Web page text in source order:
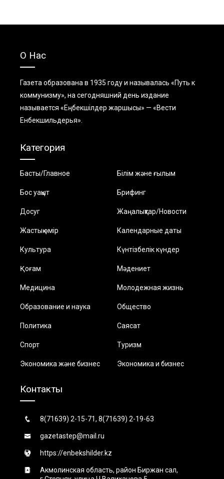
О Нас
Газета образована в 1935 году и называлась «Путь к
коммунизму», на сегодняшний день издание
называется «Еңбекшiлдер жаршысы» — «Вести
Енбекшильдерья».
Категория
Басты/Главное Білім және ғылым
Бос уақыт Брифинг
Досуг Жаңалықтар/Новости
Жастық өмір Календарные даты
Культура Күнтізбелік күндер
Қоғам Мәдениет
Медицина Молодежная жизнь
Образование и наука Общество
Политика Саясат
Спорт Туризм
Экономика және бизнес Экономика и бизнес
Контакты
8(71639) 2-15-71, 8(71639) 2-19-63
gazetastep@mail.ru
https://enbekshilder.kz
Акмолинская область, район Биржан сал,